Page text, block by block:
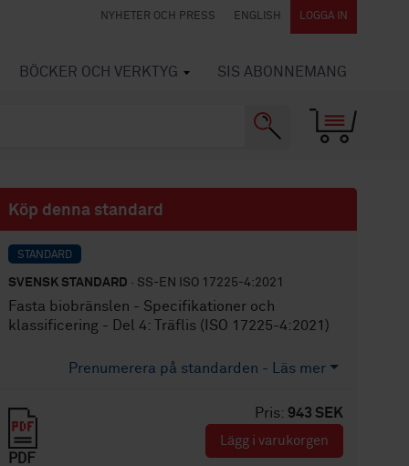
NYHETER OCH PRESS ENGLISH LOGGA IN
BÖCKER OCH VERKTYG SIS ABONNEMANG
Köp denna standard
STANDARD
SVENSK STANDARD · SS-EN ISO 17225-4:2021
Fasta biobränslen - Specifikationer och
klassificering - Del 4: Träflis (ISO 17225-4:2021)
Prenumerera på standarden - Läs mer
Pris: 943 SEK
PDF
Lägg i varukorgen